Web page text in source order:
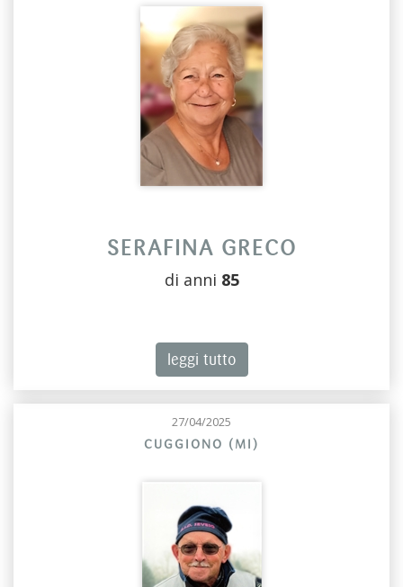
SERAFINA GRECO
di anni 85
leggi tutto
27/04/2025
CUGGIONO (MI)